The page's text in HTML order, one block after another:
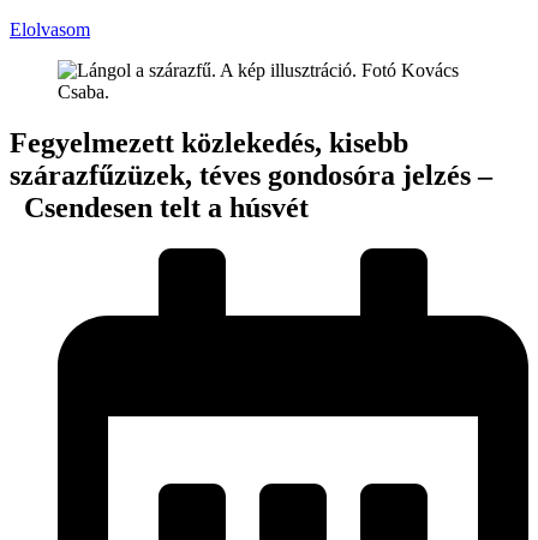
Elolvasom
Fegyelmezett közlekedés, kisebb
szárazfűzüzek, téves gondosóra jelzés –
Csendesen telt a húsvét